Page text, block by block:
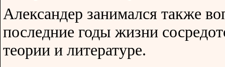
Александер занимался также
последние годы жизни
теории и литературе.